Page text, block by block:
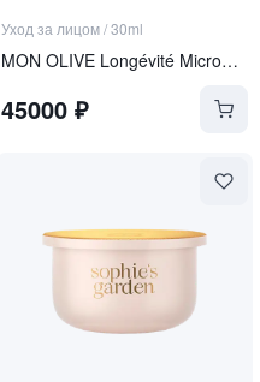
Уход за лицом/30ml
MON OLIVE Longévité Microgel Sérum
45000₽